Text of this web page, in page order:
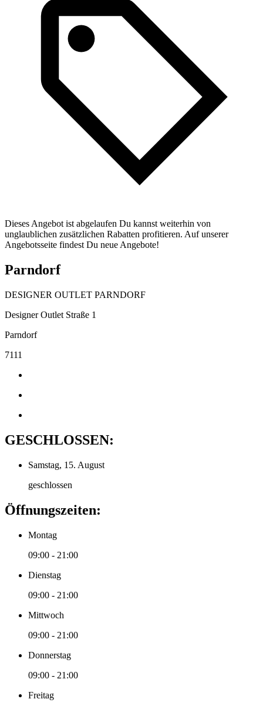
Dieses Angebot ist abgelaufen Du kannst weiterhin von
unglaublichen zusätzlichen Rabatten profitieren. Auf unserer
Angebotsseite findest Du neue Angebote!
Parndorf
DESIGNER OUTLET PARNDORF
Designer Outlet Straße 1
Parndorf
7111
GESCHLOSSEN:
Samstag, 15. August
geschlossen
Öffnungszeiten:
Montag
09:00 - 21:00
Dienstag
09:00 - 21:00
Mittwoch
09:00 - 21:00
Donnerstag
09:00 - 21:00
Freitag